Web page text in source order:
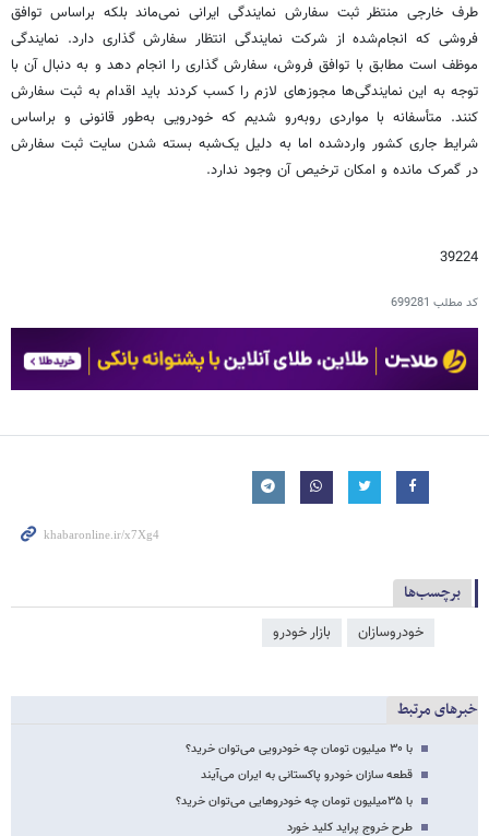
طرف خارجی منتظر ثبت سفارش نمایندگی ایرانی نمی‌ماند بلکه براساس توافق
فروشی که انجام‌شده از شرکت نمایندگی انتظار سفارش گذاری دارد. نمایندگی
موظف است مطابق با توافق فروش، سفارش گذاری را انجام دهد و به دنبال آن با
توجه به این نمایندگی‌ها مجوزهای لازم را کسب کردند باید اقدام به ثبت سفارش
کنند. متأسفانه با مواردی روبه‌رو شدیم که خودرویی به‌طور قانونی و براساس
شرایط جاری کشور واردشده اما به دلیل یک‌شبه بسته شدن سایت ثبت سفارش
در گمرک مانده و امکان ترخیص آن وجود ندارد.
39224
کد مطلب 699281
برچسب‌ها
خودروسازان بازار خودرو
خبرهای مرتبط
با ۳۰ میلیون تومان چه خودرویی می‌توان خرید؟
قطعه سازان خودرو پاکستانی به ایران می‌آیند
با ۳۵میلیون تومان چه خودروهایی می‌توان خرید؟
طرح خروج پراید کلید خورد